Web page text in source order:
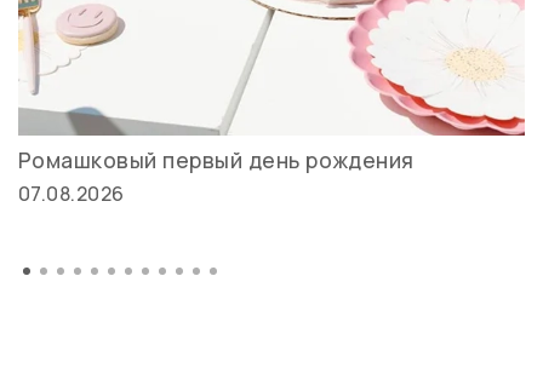
Ромашковый первый день рождения
07.08.2026